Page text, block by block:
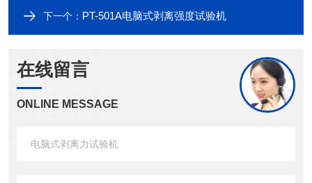
下一个： PT-501A电脑式剥离强度试验机
在线留言
ONLINE MESSAGE